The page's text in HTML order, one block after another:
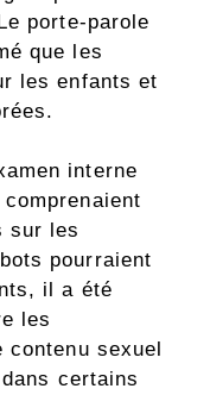
porte-parole
que les
les enfants et
interne
sur les
pourraient
il a été
les
sexuel
certains